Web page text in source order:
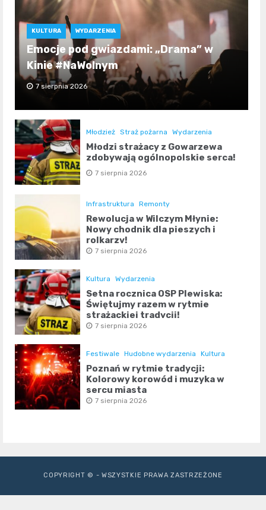
KULTURA WYDARZENIA
Emocje pod gwiazdami: „Drama” w
Kinie #NaWolnym
7 sierpnia 2026
Młodzież Straż pożarna Wydarzenia
Młodzi strażacy z Gowarzewa
zdobywają ogólnopolskie serca!
7 sierpnia 2026
Infrastruktura Remonty
Rewolucja w Wilczym Młynie:
Nowy chodnik dla pieszych i
rolkarzy!
7 sierpnia 2026
Kultura Wydarzenia
Setna rocznica OSP Plewiska:
Świętujmy razem w rytmie
strażackiej tradycji!
7 sierpnia 2026
Festiwale Hudobne wydarzenia Kultura
Poznań w rytmie tradycji:
Kolorowy korowód i muzyka w
sercu miasta
7 sierpnia 2026
COPYRIGHT © - WSZYSTKIE PRAWA ZASTRZEŻONE